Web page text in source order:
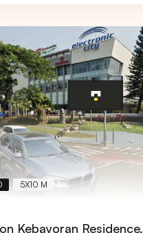
5X10 M
Kebayoran Residence,